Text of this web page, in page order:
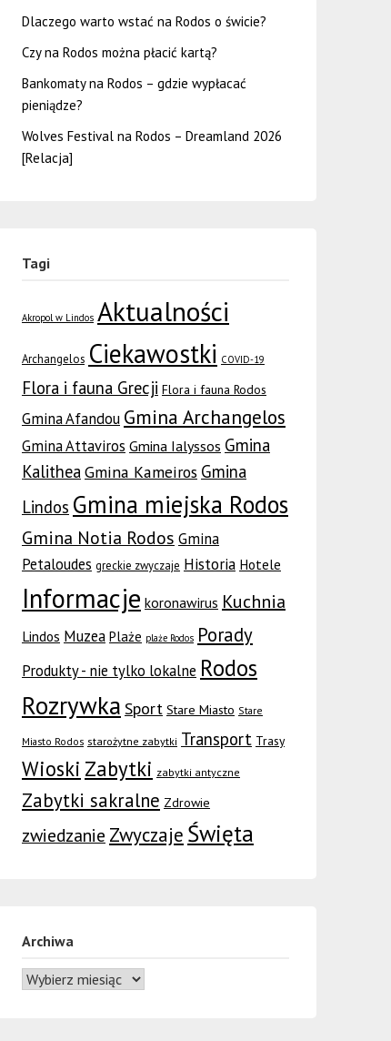
Dlaczego warto wstać na Rodos o świcie?
Czy na Rodos można płacić kartą?
Bankomaty na Rodos – gdzie wypłacać
pieniądze?
Wolves Festival na Rodos – Dreamland 2026
[Relacja]
Tagi
Akropol w Lindos Aktualności
Archangelos Ciekawostki COVID-19
Flora i fauna Grecji Flora i fauna Rodos
Gmina Afandou Gmina Archangelos
Gmina Attaviros Gmina Ialyssos Gmina
KalitheaGmina Kameiros Gmina
Lindos Gmina miejska Rodos
Gmina Notia Rodos Gmina
Petaloudes greckie zwyczaje Historia Hotele
Informacje koronawirus Kuchnia
Lindos Muzea Plaże plaże Rodos Porady
Produkty - nie tylko lokalne Rodos
Rozrywka Sport Stare Miasto Stare
Miasto Rodos starożytne zabytki Transport Trasy
Wioski Zabytki zabytki antyczne
Zabytki sakralne Zdrowie
zwiedzanie Zwyczaje Święta
Archiwa